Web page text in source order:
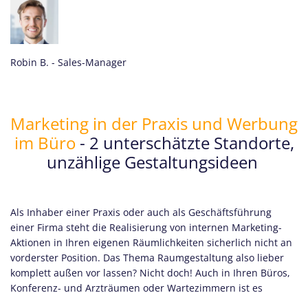
Robin B. - Sales-Manager
Marketing in der Praxis und Werbung
im Büro- 2 unterschätzte Standorte,
unzählige Gestaltungsideen
Als Inhaber einer Praxis oder auch als Geschäftsführung
einer Firma steht die Realisierung von internen Marketing-
Aktionen in Ihren eigenen Räumlichkeiten sicherlich nicht an
vorderster Position. Das Thema Raumgestaltung also lieber
komplett außen vor lassen? Nicht doch! Auch in Ihren Büros,
Konferenz- und Arzträumen oder Wartezimmern ist es